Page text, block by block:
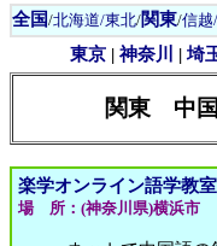
全国/北海道/東北/関東/信越
東京 | 神奈川 |埼
関東 中
楽学オンライン語学教室
場 所：(神奈川県)横浜市